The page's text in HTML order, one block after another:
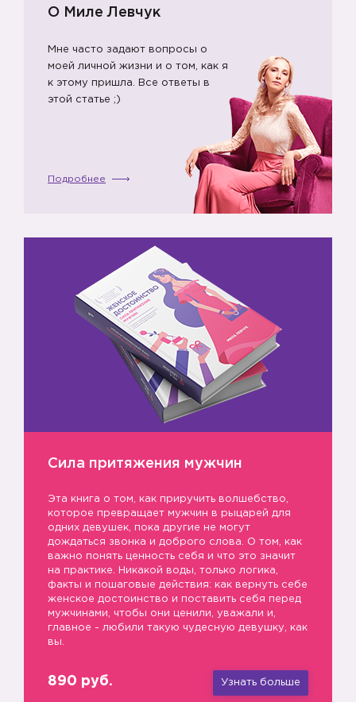
О Миле Левчук
Мне часто задают вопросы о
моей личной жизни и о том, как я
к этому пришла. Все ответы в
этой статье ;)
Подробнее
Сила притяжения мужчин
Эта книга о том, как приручить волшебство,
которое превращает мужчин в рыцарей для
одних девушек, пока другие не могут
дождаться звонка и доброго слова. О том, как
важно понять ценность себя и что это значит
на практике. Никакой воды, только логика,
факты и пошаговые действия: как вернуть себе
женское достоинство и поставить себя перед
мужчинами, чтобы они ценили, уважали и,
главное - любили такую чудесную девушку, как
вы.
890 руб. Узнать больше